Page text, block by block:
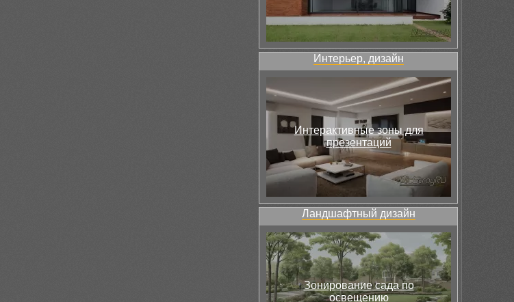
Интерьер, дизайн
Интерактивные зоны для
презентаций
Ландшафтный дизайн
Зонирование сада по
освещению